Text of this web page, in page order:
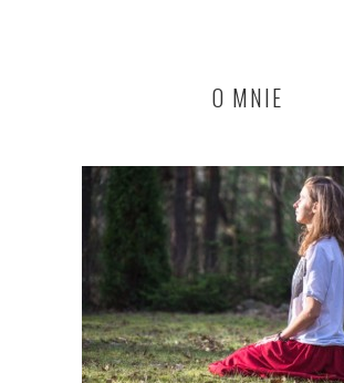
O MNIE